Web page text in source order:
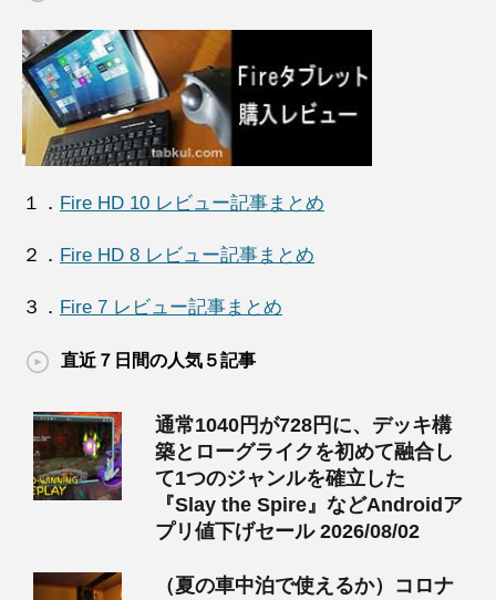
１． Fire HD 10 レビュー記事まとめ
２． Fire HD 8 レビュー記事まとめ
３． Fire 7 レビュー記事まとめ
直近７日間の人気５記事
通常1040円が728円に、デッキ構
築とローグライクを初めて融合し
て1つのジャンルを確立した
『Slay the Spire』などAndroidア
プリ値下げセール 2026/08/02
（夏の車中泊で使えるか）コロナ